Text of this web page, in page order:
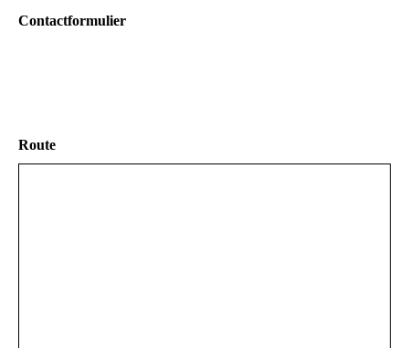
Contactformulier
Route